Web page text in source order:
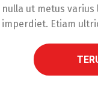
nulla ut metus
imperdiet. Etiam